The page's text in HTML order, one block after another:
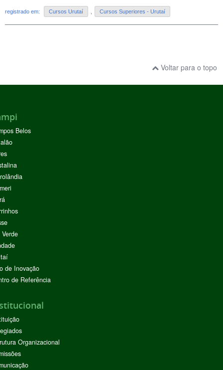
registrado em: Cursos Urutaí Cursos Superiores - Urutaí
Voltar para o topo
Belos
de Inovação
de Referência
Organizacional